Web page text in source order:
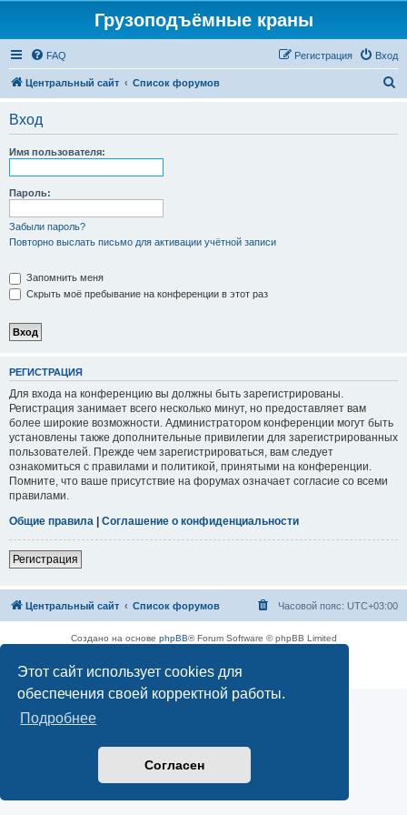
Этот сайт использует cookies для
обеспечения своей корректной работы.
Подробнее
Согласен
Грузоподъёмные краны
FAQ Вход
Регистрация
Центральный сайт Список форумов
Вход
Имя пользователя:
Пароль:
Забыли пароль?
Повторно выслать письмо для активации учётной записи
Запомнить меня
Скрыть моё пребывание на конференции в этот раз
РЕГИСТРАЦИЯ
Для входа на конференцию вы должны быть зарегистрированы.
Регистрация занимает всего несколько минут, но предоставляет вам
более широкие возможности. Администратором конференции могут быть
установлены также дополнительные привилегии для зарегистрированных
пользователей. Прежде чем зарегистрироваться, вам следует
ознакомиться с правилами и политикой, принятыми на конференции.
Помните, что ваше присутствие на форумах означает согласие со всеми
правилами.
Общие правила | Соглашение о конфиденциальности
Регистрация
Центральный сайт Список форумов Часовой пояс: UTC+03:00
Создано на основе phpBB® Forum Software © phpBB Limited
Конфиденциальность|Правила